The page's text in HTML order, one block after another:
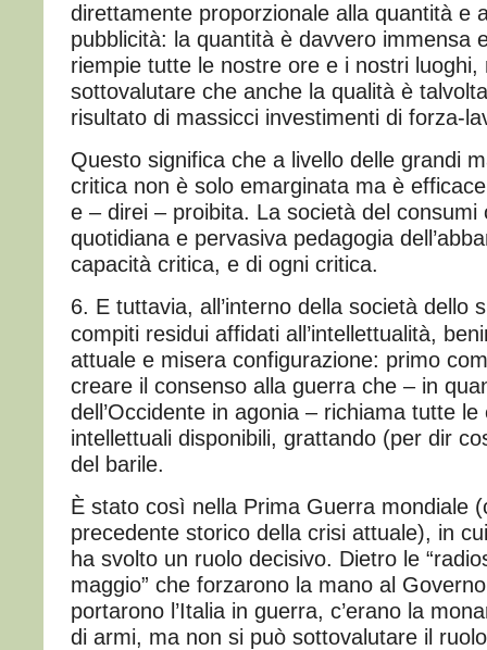
direttamente proporzionale alla quantità e
pubblicità: la quantità è davvero immensa
riempie tutte le nostre ore e i nostri luoghi,
sottovalutare che anche la qualità è
risultato di massicci investimenti di forza-
Questo significa che a livello delle grandi
critica non è solo emarginata ma è
e – direi – proibita. La società del consumi
quotidiana e pervasiva pedagogia
capacità critica, e di ogni critica.
6. E tuttavia, all’interno della società dello
compiti residui affidati all’intellettualità,
attuale e misera configurazione: primo
creare il consenso alla guerra che – in
dell’Occidente in agonia – richiama tutte
intellettuali disponibili, grattando (per dir
del barile.
È stato così nella Prima Guerra mondiale
precedente storico della crisi attuale), in
ha svolto un ruolo decisivo. Dietro le
maggio” che forzarono la mano al
portarono l’Italia in guerra, c’erano la
di armi, ma non si può sottovalutare il